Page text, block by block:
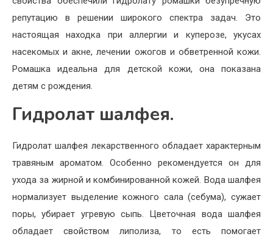
репутацию в решении широкого спектра задач. Это
настоящая находка при аллергии и куперозе, укусах
насекомых и акне, лечении ожогов и обветренной кожи.
Ромашка идеальна для детской кожи, она показана
детям с рождения.
Гидролат шалфея.
Гидролат шалфея лекарственного обладает характерным
травяным ароматом. Особенно рекомендуется он для
ухода за жирной и комбинированной кожей. Вода шалфея
нормализует выделение кожного сала (себума), сужает
поры, убирает угревую сыпь. Цветочная вода шалфея
обладает свойством липолиза, то есть помогает